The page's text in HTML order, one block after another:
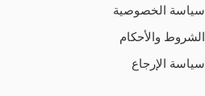
سياسة الخصوصية
الشروط والأحكام
سياسة الإرجاع